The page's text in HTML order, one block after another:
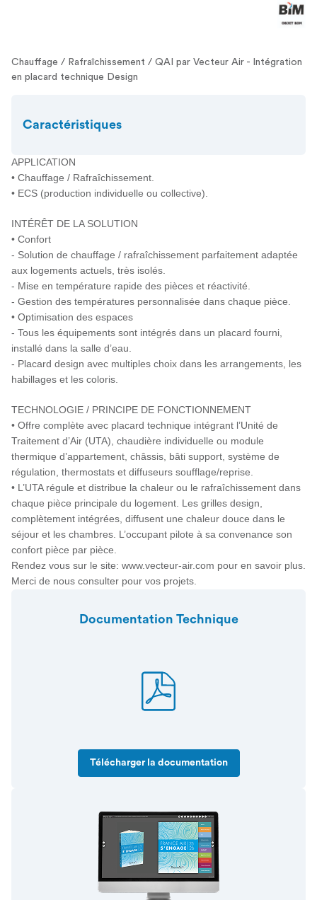
Chauffage / Rafraîchissement / QAI par Vecteur Air - Intégration
en placard technique Design
Caractéristiques
APPLICATION
• Chauffage / Rafraîchissement.
• ECS (production individuelle ou collective).
INTÉRÊT DE LA SOLUTION
• Confort
- Solution de chauffage / rafraîchissement parfaitement adaptée
aux logements actuels, très isolés.
- Mise en température rapide des pièces et réactivité.
- Gestion des températures personnalisée dans chaque pièce.
• Optimisation des espaces
- Tous les équipements sont intégrés dans un placard fourni,
installé dans la salle d’eau.
- Placard design avec multiples choix dans les arrangements, les
habillages et les coloris.
TECHNOLOGIE / PRINCIPE DE FONCTIONNEMENT
• Offre complète avec placard technique intégrant l’Unité de
Traitement d’Air (UTA), chaudière individuelle ou module
thermique d’appartement, châssis, bâti support, système de
régulation, thermostats et diffuseurs soufflage/reprise.
• L’UTA régule et distribue la chaleur ou le rafraîchissement dans
chaque pièce principale du logement. Les grilles design,
complètement intégrées, diffusent une chaleur douce dans le
séjour et les chambres. L’occupant pilote à sa convenance son
confort pièce par pièce.
Rendez vous sur le site: www.vecteur-air.com pour en savoir plus.
Merci de nous consulter pour vos projets.
Documentation Technique
Télécharger la documentation